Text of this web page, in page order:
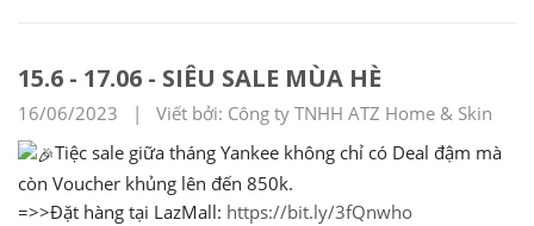
15.6 - 17.06 - SIÊU SALE MÙA HÈ
16/06/2023 | Viết bởi: Công ty TNHH ATZ Home & Skin
Tiệc sale giữa tháng Yankee không chỉ có Deal đậm mà
còn Voucher khủng lên đến 850k.
=>>Đặt hàng tại LazMall: https://bit.ly/3fQnwho